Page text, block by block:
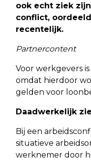
ook echt ziek
conflict,
recentelijk.
Partnercontent
Voor werkgevers
omdat hierdoor
gelden voor
Daadwerkelijk
Bij een
situatieve
werknemer door